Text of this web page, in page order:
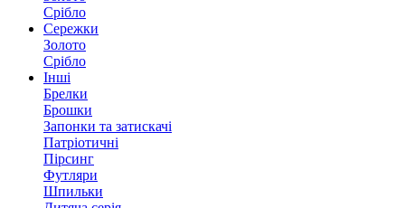
Срібло
Сережки
Золото
Срібло
Інші
Брелки
Брошки
Запонки та затискачі
Патріотичні
Пірсинг
Футляри
Шпильки